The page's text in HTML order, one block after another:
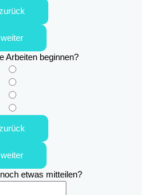
weiter
Arbeiten beginnen?
weiter
etwas mitteilen?